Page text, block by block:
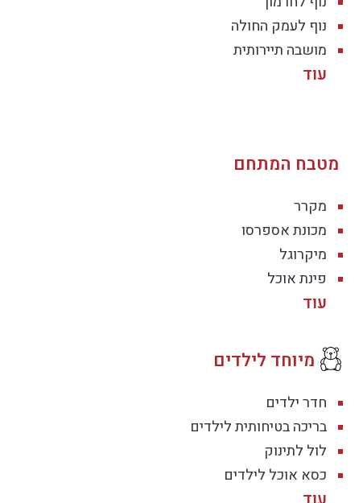
נוף לעמק החולה
מושבה תיירותית
מטבח המתחם
מקרר
מכונת אספרסו
מיקרוגל
פינת אוכל
מיוחד לילדים
חדר ילדים
בריכה בטיחותית לילדים
לול לתינוק
כסא אוכל לילדים